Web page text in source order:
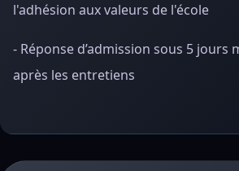
l'adhésion aux valeurs de l'école
- Réponse d’admission sous 5 jours
après les entretiens